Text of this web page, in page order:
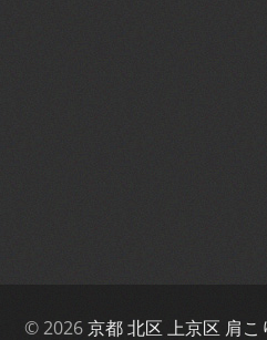
© 2026京都 北区 上京区 肩